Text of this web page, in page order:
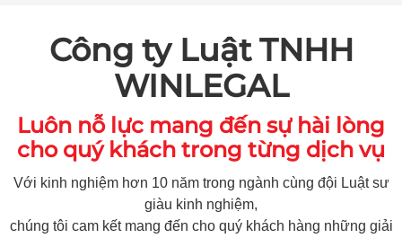
Công ty Luật TNHH
WINLEGAL
Luôn nỗ lực mang đến sự hài lòng
cho quý khách trong từng dịch vụ
Với kinh nghiệm hơn 10 năm trong ngành cùng đội Luật sư
giàu kinh nghiệm,
chúng tôi cam kết mang đến cho quý khách hàng những giải